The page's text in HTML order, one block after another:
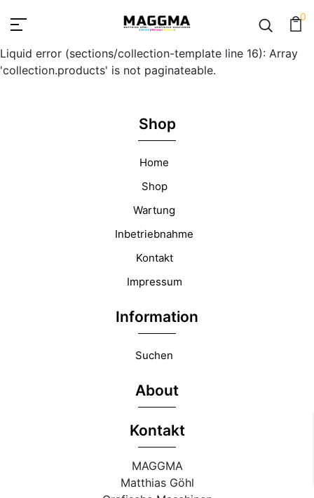
0
Liquid error (sections/collection-template line 16): Array
'collection.products' is not paginateable.
Shop
Home
Shop
Wartung
Inbetriebnahme
Kontakt
Impressum
Information
Suchen
About
Kontakt
MAGGMA
Matthias Göhl